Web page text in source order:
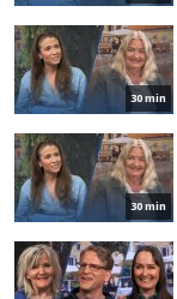
30 min
30 min